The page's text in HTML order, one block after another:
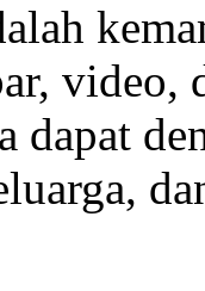
video,
dapat